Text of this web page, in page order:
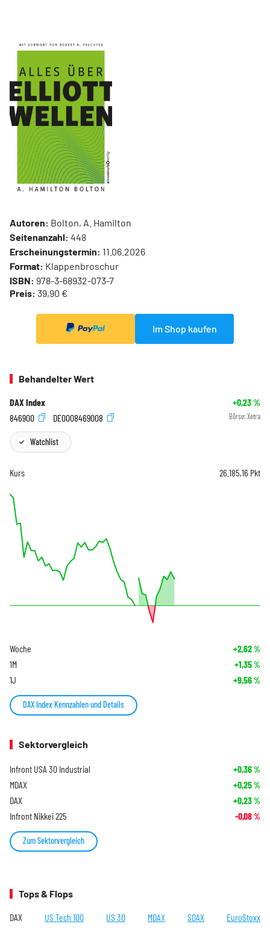
Autoren: Bolton, A. Hamilton
Seitenanzahl: 448
Erscheinungstermin: 11.06.2026
Format: Klappenbroschur
ISBN: 978-3-68932-073-7
Preis: 39,90 €
Im Shop kaufen
Behandelter Wert
DAX Index +0,23%
846900
DE0008469008 Börse: Xetra
Watchlist
Kurs 26.185,16 Pkt
Woche +2,62%
1M +1,35%
1J +9,56%
DAX Index Kennzahlen und Details
Sektorvergleich
Infront USA 30 Industrial +0,36%
MDAX +0,25%
DAX +0,23%
Infront Nikkei 225 -0,08%
Zum Sektorvergleich
Tops & Flops
DAX US Tech 100 US 30 MDAX SDAX EuroStoxx